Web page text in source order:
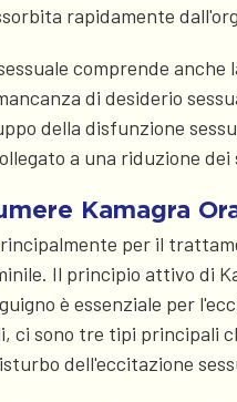
rapidamente
comprende
di desiderio
della disfunzione
a una riduzione
Kamagra
per il
Il principio attivo di
è essenziale per
ci sono tre tipi principali
dell'eccitazione